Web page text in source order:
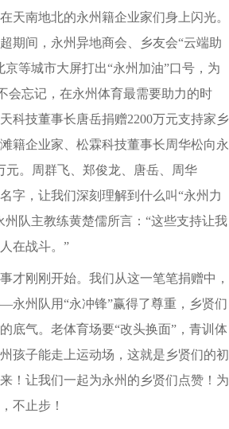
天南地北的永州籍企业家们身上闪光。
期间，永州异地商会、乡友会“云端助
京等城市大屏打出“永州加油”口号，为
会忘记，在永州体育最需要助力的时
科技董事长唐岳捐赠2200万元支持家乡
籍企业家、松霖科技董事长周华松向永
元。周群飞、郑俊龙、唐岳、周华
，让我们深刻理解到什么叫“永州力
州队主教练黄楚儒所言：“这些支持让我
在战斗。”
才刚刚开始。我们从这一笔笔捐赠中，
州队用“永冲锋”赢得了尊重，乡贤们
底气。老体育场要“改头换面”，青训体
孩子能走上运动场，这就是乡贤们的初
！让我们一起为永州的乡贤们点赞！为
不止步！